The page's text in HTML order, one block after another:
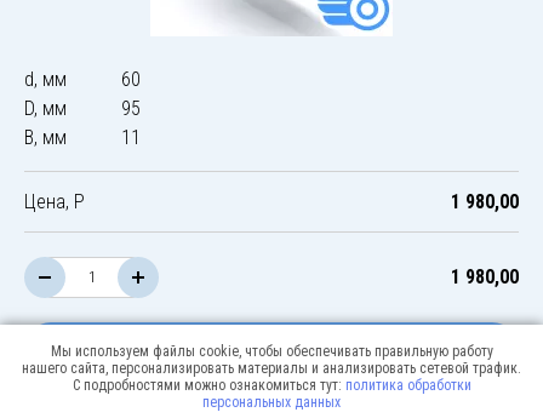
d, мм
60
D, мм
95
B, мм
11
Цена, Р 1 980,00
1 980,00
В корзину
Мы используем файлы cookie, чтобы обеспечивать правильную работу
нашего сайта, персонализировать материалы и анализировать сетевой трафик.
С подробностями можно ознакомиться тут: политика обработки
персональных данных